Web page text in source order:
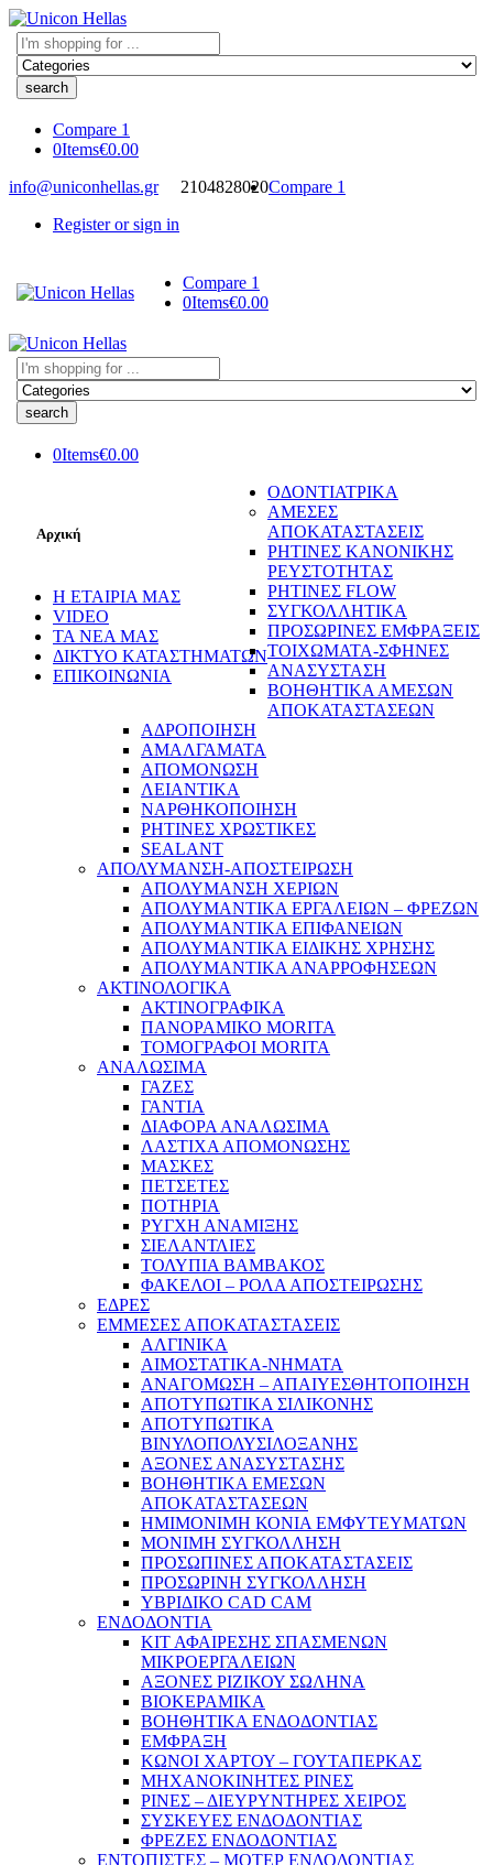
Search
here
Compare 1
0Items€0.00
info@uniconhellas.gr
2104828020Compare 1
Register or sign in
Compare 1
0Items€0.00
Search
here
0Items€0.00
Αρχική
Η ΕΤΑΙΡΙΑ ΜΑΣ
VIDEO
ΤΑ ΝΕΑ ΜΑΣ
ΔΙΚΤΥΟ ΚΑΤΑΣΤΗΜΑΤΩΝ
ΕΠΙΚΟΙΝΩΝΙΑ
ΟΔΟΝΤΙΑΤΡΙΚΑ
ΑΜΕΣΕΣ
ΑΠΟΚΑΤΑΣΤΑΣΕΙΣ
ΡΗΤΙΝΕΣ ΚΑΝΟΝΙΚΗΣ
ΡΕΥΣΤΟΤΗΤΑΣ
ΡΗΤΙΝΕΣ FLOW
ΣΥΓΚΟΛΛΗΤΙΚΑ
ΠΡΟΣΩΡΙΝΕΣ ΕΜΦΡΑΞΕΙΣ
ΤΟΙΧΩΜΑΤΑ-ΣΦΗΝΕΣ
ΑΝΑΣΥΣΤΑΣΗ
ΒΟΗΘΗΤΙΚΑ ΑΜΕΣΩΝ
ΑΠΟΚΑΤΑΣΤΑΣΕΩΝ
ΑΔΡΟΠΟΙΗΣΗ
ΑΜΑΛΓΑΜΑΤΑ
ΑΠΟΜΟΝΩΣΗ
ΛΕΙΑΝΤΙΚΑ
ΝΑΡΘΗΚΟΠΟΙΗΣΗ
ΡΗΤΙΝΕΣ ΧΡΩΣΤΙΚΕΣ
SEALANT
ΑΠΟΛΥΜΑΝΣΗ-ΑΠΟΣΤΕΙΡΩΣΗ
ΑΠΟΛΥΜΑΝΣΗ ΧΕΡΙΩΝ
ΑΠΟΛΥΜΑΝΤΙΚΑ ΕΡΓΑΛΕΙΩΝ – ΦΡΕΖΩΝ
ΑΠΟΛΥΜΑΝΤΙΚΑ ΕΠΙΦΑΝΕΙΩΝ
ΑΠΟΛΥΜΑΝΤΙΚΑ ΕΙΔΙΚΗΣ ΧΡΗΣΗΣ
ΑΠΟΛΥΜΑΝΤΙΚΑ ΑΝΑΡΡΟΦΗΣΕΩΝ
ΑΚΤΙΝΟΛΟΓΙΚΑ
ΑΚΤΙΝΟΓΡΑΦΙΚΑ
ΠΑΝΟΡΑΜΙΚΟ MORITA
ΤΟΜΟΓΡΑΦΟΙ MORITA
ΑΝΑΛΩΣΙΜΑ
ΓΑΖΕΣ
ΓΑΝΤΙΑ
ΔΙΑΦΟΡΑ ΑΝΑΛΩΣΙΜΑ
ΛΑΣΤΙΧΑ ΑΠΟΜΟΝΩΣΗΣ
ΜΑΣΚΕΣ
ΠΕΤΣΕΤΕΣ
ΠΟΤΗΡΙΑ
ΡΥΓΧΗ ΑΝΑΜΙΞΗΣ
ΣΙΕΛΑΝΤΛΙΕΣ
ΤΟΛΥΠΙΑ ΒΑΜΒΑΚΟΣ
ΦΑΚΕΛΟΙ – ΡΟΛΑ ΑΠΟΣΤΕΙΡΩΣΗΣ
ΕΔΡΕΣ
ΕΜΜΕΣΕΣ ΑΠΟΚΑΤΑΣΤΑΣΕΙΣ
ΑΛΓΙΝΙΚΑ
ΑΙΜΟΣΤΑΤΙΚΑ-ΝΗΜΑΤΑ
ΑΝΑΓΟΜΩΣΗ – ΑΠΑΙΥΕΣΘΗΤΟΠΟΙΗΣΗ
ΑΠΟΤΥΠΩΤΙΚΑ ΣΙΛΙΚΟΝΗΣ
ΑΠΟΤΥΠΩΤΙΚΑ
ΒΙΝΥΛΟΠΟΛΥΣΙΛΟΞΑΝΗΣ
ΑΞΟΝΕΣ ΑΝΑΣΥΣΤΑΣΗΣ
ΒΟΗΘΗΤΙΚΑ ΕΜΕΣΩΝ
ΑΠΟΚΑΤΑΣΤΑΣΕΩΝ
ΗΜΙΜΟΝΙΜΗ ΚΟΝΙΑ ΕΜΦΥΤΕΥΜΑΤΩΝ
ΜΟΝΙΜΗ ΣΥΓΚΟΛΛΗΣΗ
ΠΡΟΣΩΠΙΝΕΣ ΑΠΟΚΑΤΑΣΤΑΣΕΙΣ
ΠΡΟΣΩΡΙΝΗ ΣΥΓΚΟΛΛΗΣΗ
ΥΒΡΙΔΙΚΟ CAD CAM
ΕΝΔΟΔΟΝΤΙΑ
ΚΙΤ ΑΦΑΙΡΕΣΗΣ ΣΠΑΣΜΕΝΩΝ
ΜΙΚΡΟΕΡΓΑΛΕΙΩΝ
ΑΞΟΝΕΣ ΡΙΖΙΚΟΥ ΣΩΛΗΝΑ
ΒΙΟΚΕΡΑΜΙΚΑ
ΒΟΗΘΗΤΙΚΑ ΕΝΔΟΔΟΝΤΙΑΣ
ΕΜΦΡΑΞΗ
ΚΩΝΟΙ ΧΑΡΤΟΥ – ΓΟΥΤΑΠΕΡΚΑΣ
ΜΗΧΑΝΟΚΙΝΗΤΕΣ ΡΙΝΕΣ
ΡΙΝΕΣ – ΔΙΕΥΡΥΝΤΗΡΕΣ ΧΕΙΡΟΣ
ΣΥΣΚΕΥΕΣ ΕΝΔΟΔΟΝΤΙΑΣ
ΦΡΕΖΕΣ ΕΝΔΟΔΟΝΤΙΑΣ
ΕΝΤΟΠΙΣΤΕΣ – ΜΟΤΕΡ ΕΝΔΟΔΟΝΤΙΑΣ